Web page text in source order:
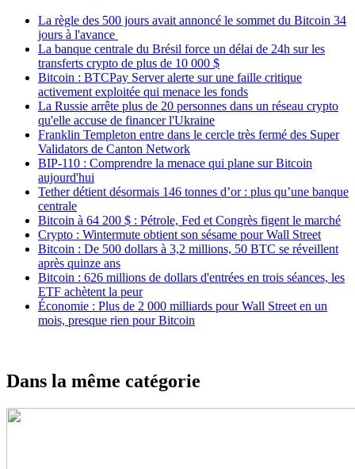
La règle des 500 jours avait annoncé le sommet du Bitcoin 34
jours à l'avance
La banque centrale du Brésil force un délai de 24h sur les
transferts crypto de plus de 10 000 $
Bitcoin : BTCPay Server alerte sur une faille critique
activement exploitée qui menace les fonds
La Russie arrête plus de 20 personnes dans un réseau crypto
qu'elle accuse de financer l'Ukraine
Franklin Templeton entre dans le cercle très fermé des Super
Validators de Canton Network
BIP-110 : Comprendre la menace qui plane sur Bitcoin
aujourd'hui
Tether détient désormais 146 tonnes d’or : plus qu’une banque
centrale
Bitcoin à 64 200 $ : Pétrole, Fed et Congrès figent le marché
Crypto : Wintermute obtient son sésame pour Wall Street
Bitcoin : De 500 dollars à 3,2 millions, 50 BTC se réveillent
après quinze ans
Bitcoin : 626 millions de dollars d'entrées en trois séances, les
ETF achètent la peur
Économie : Plus de 2 000 milliards pour Wall Street en un
mois, presque rien pour Bitcoin
Dans la même catégorie